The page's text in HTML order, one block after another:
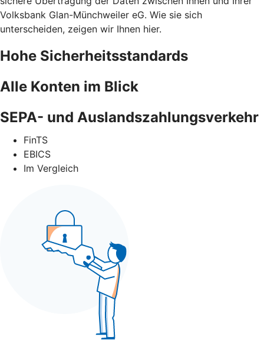
Volksbank Glan-Münchweiler eG. Wie sie sich
unterscheiden, zeigen wir Ihnen hier.
Hohe Sicherheitsstandards
Alle Konten im Blick
SEPA- und Auslandszahlungsverkehr
FinTS
EBICS
Im Vergleich